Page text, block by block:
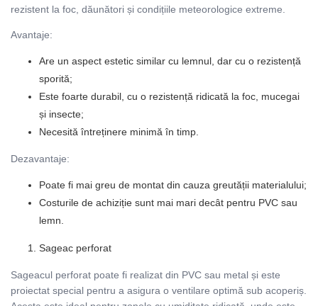
rezistent la foc, dăunători și condițiile meteorologice extreme.
Avantaje:
Are un aspect estetic similar cu lemnul, dar cu o rezistență
sporită;
Este foarte durabil, cu o rezistență ridicată la foc, mucegai
și insecte;
Necesită întreținere minimă în timp.
Dezavantaje:
Poate fi mai greu de montat din cauza greutății materialului;
Costurile de achiziție sunt mai mari decât pentru PVC sau
lemn.
Sageac perforat
Sageacul perforat poate fi realizat din PVC sau metal și este
proiectat special pentru a asigura o ventilare optimă sub acoperiș.